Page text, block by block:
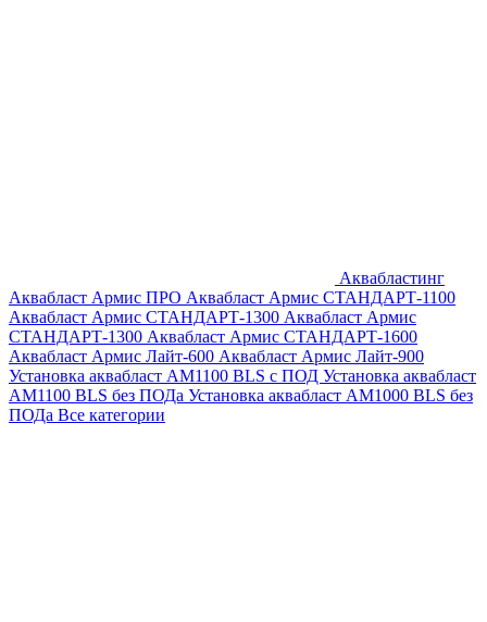
Аквабластинг
Аквабласт Армис ПРО Аквабласт Армис СТАНДАРТ-1100
Аквабласт Армис СТАНДАРТ-1300 Аквабласт Армис
СТАНДАРТ-1300 Аквабласт Армис СТАНДАРТ-1600
Аквабласт Армис Лайт-600 Аквабласт Армис Лайт-900
Установка аквабласт AM1100 BLS с ПОД Установка аквабласт
AM1100 BLS без ПОДа Установка аквабласт AM1000 BLS без
ПОДа Все категории